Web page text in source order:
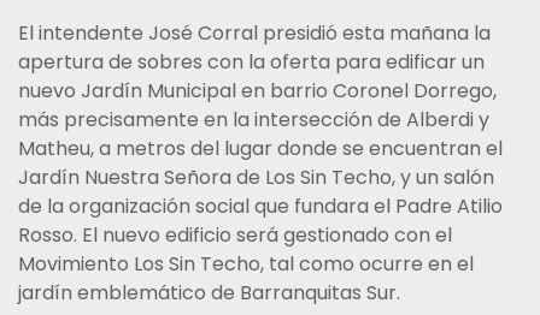
El intendente José Corral presidió esta mañana la
apertura de sobres con la oferta para edificar un
nuevo Jardín Municipal en barrio Coronel Dorrego,
más precisamente en la intersección de Alberdi y
Matheu, a metros del lugar donde se encuentran el
Jardín Nuestra Señora de Los Sin Techo, y un salón
de la organización social que fundara el Padre Atilio
Rosso. El nuevo edificio será gestionado con el
Movimiento Los Sin Techo, tal como ocurre en el
jardín emblemático de Barranquitas Sur.